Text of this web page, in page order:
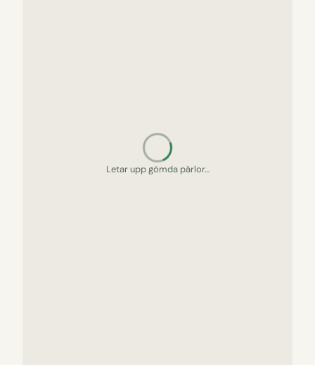
Letar upp gömda pärlor…